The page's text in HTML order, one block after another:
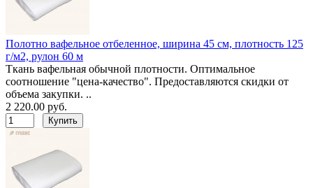
Полотно вафельное отбеленное, ширина 45 см, плотность 125
г/м2, рулон 60 м
Ткань вафельная обычной плотности. Оптимальное
соотношение "цена-качество". Предоставляются скидки от
объема закупки. ..
2 220.00 руб.